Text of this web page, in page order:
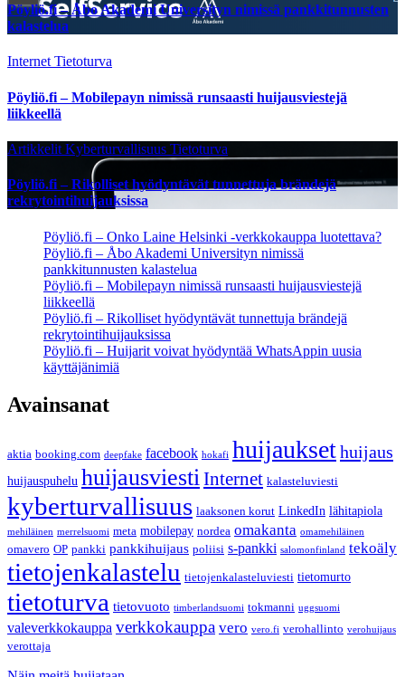
Pöyliö.fi – Åbo Akademi Universityn nimissä pankkitunnusten
kalastelua
InternetTietoturva
Pöyliö.fi – Mobilepayn nimissä runsaasti huijausviestejä
liikkeellä
Artikkelit Kyberturvallisuus Tietoturva
Pöyliö.fi – Rikolliset hyödyntävät tunnettuja brändejä
rekrytointihuijauksissa
Pöyliö.fi – Onko Laine Helsinki -verkkokauppa luotettava?
Pöyliö.fi – Åbo Akademi Universityn nimissä
pankkitunnusten kalastelua
Pöyliö.fi – Mobilepayn nimissä runsaasti huijausviestejä
liikkeellä
Pöyliö.fi – Rikolliset hyödyntävät tunnettuja brändejä
rekrytointihuijauksissa
Pöyliö.fi – Huijarit voivat hyödyntää WhatsAppin uusia
käyttäjänimiä
Avainsanat
aktia booking.com deepfake facebook hokafi huijauksethuijaus
huijauspuhelu huijausviestiInternet kalasteluviesti
kyberturvallisuus laaksonen korut LinkedIn lähitapiola
mehiläinen merrelsuomi meta mobilepay nordea omakanta omamehiläinen
omavero OP pankki pankkihuijaus poliisi s-pankki salomonfinland tekoäly
tietojenkalastelu tietojenkalasteluviesti tietomurto
tietoturva tietovuoto timberlandsuomi tokmanni uggsuomi
valeverkkokauppa verkkokauppa vero vero.fi verohallinto verohuijaus
verottaja